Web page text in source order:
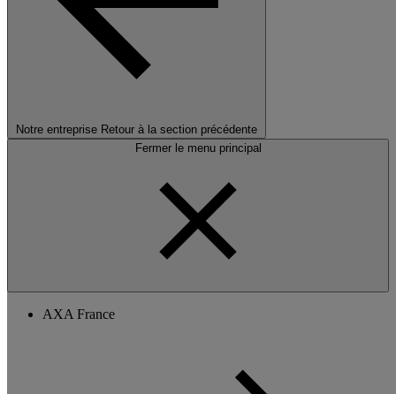
Notre entreprise Retour à la section précédente
Fermer le menu principal
AXA France